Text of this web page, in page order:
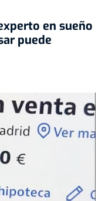
en sueño
puede